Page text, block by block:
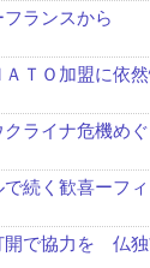
ランスから
ＴＯ加盟に依
ライナ危機め
続く歓喜ーフ
開で協力を 仏